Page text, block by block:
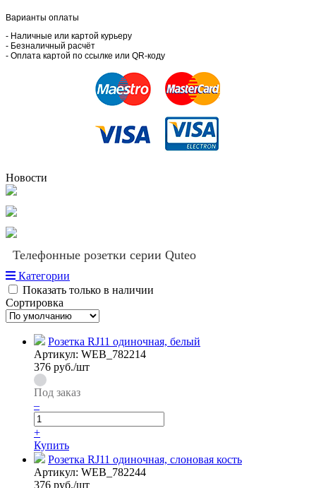
Варианты оплаты
- Наличные или картой курьеру
- Безналичный расчёт
- Оплата картой по ссылке или QR-коду
Новости
Телефонные розетки серии Quteo
Категории
Показать только в наличии
Сортировка
Розетка RJ11 одиночная, белый
Артикул: WEB_782214
376 руб./шт
Под заказ
–
+
Купить
Розетка RJ11 одиночная, слоновая кость
Артикул: WEB_782244
376 руб./шт